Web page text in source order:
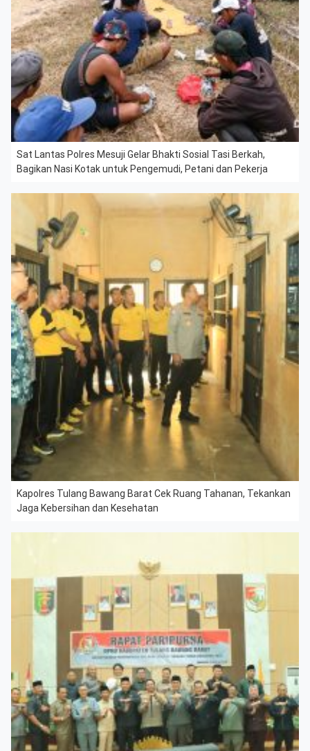
Sat Lantas Polres Mesuji Gelar Bhakti Sosial Tasi Berkah,
Bagikan Nasi Kotak untuk Pengemudi, Petani dan Pekerja
Kapolres Tulang Bawang Barat Cek Ruang Tahanan, Tekankan
Jaga Kebersihan dan Kesehatan